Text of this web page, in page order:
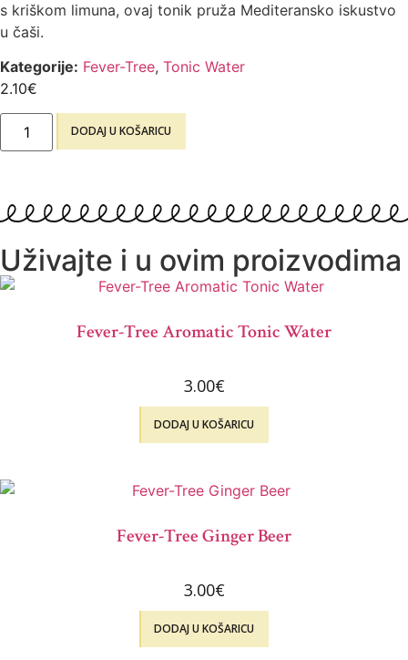
s kriškom limuna, ovaj tonik pruža Mediteransko iskustvo
u čaši.
Kategorije: Fever-Tree, Tonic Water
2.10€
DODAJ U KOŠARICU
Uživajte i u ovim proizvodima
Fever-Tree Aromatic Tonic Water
3.00€
DODAJ U KOŠARICU
Fever-Tree Ginger Beer
3.00€
DODAJ U KOŠARICU